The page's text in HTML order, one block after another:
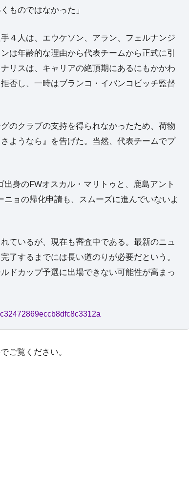
ものではなかった」
４人は、エウケソン、アラン、フェルナンジ
は年齢的な理由から代表チームから正式に引
リスは、キャリアの絶頂期にあるにもかかわ
否し、一時はブランコ・イバンコビッチ監督
のクラブの支持を得られなかったため、荷物
ようなら』を告げた。当然、代表チームでプ
身のFWオスカル・マリトゥと、鹿島アント
ョの帰化申請も、スムーズに進んでいないよ
ているが、現在も審査中である。最新のニュ
了するまでには長い道のりが必要だという。
ドカップ予選に出場できない可能性が高まっ
ご覧ください。